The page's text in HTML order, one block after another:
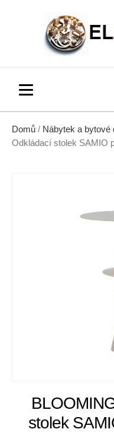
Domů / Nábytek a bytové
Odkládací stolek SAMIO
stolek